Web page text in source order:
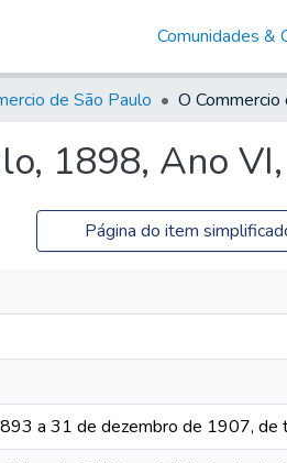
Comunidades &
de São Paulo
1898, Ano
Página do item
a 31 de dezembro de 1907, de